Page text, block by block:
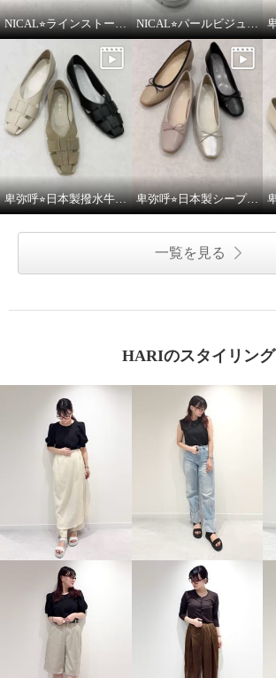
NICAL⭐︎ラインストーンナローストラップミュールをご紹介いたします。 NICAL⭐︎パールビジュー×キルティングボリュームサンダルをご紹介いたします。
卑弥呼⭐︎日本製撥水牛革グルカパンプスをご紹介いたします。 卑弥呼⭐︎日本製シープレザー4cmヒールバレエパンプスをご紹介いたします。
一覧を見る
HARIのスタイリング